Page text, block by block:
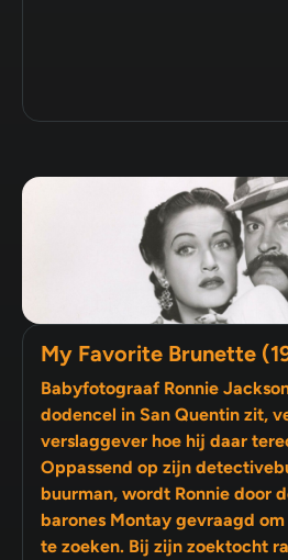
My Favorite Brunette
Babyfotograaf Ronnie
dodencel in San Quentin zit,
verslaggever hoe hij daar
Oppassend op zijn
buurman, wordt Ronnie door de
barones Montay gevraagd
te zoeken. Bij zijn zoektocht raakt